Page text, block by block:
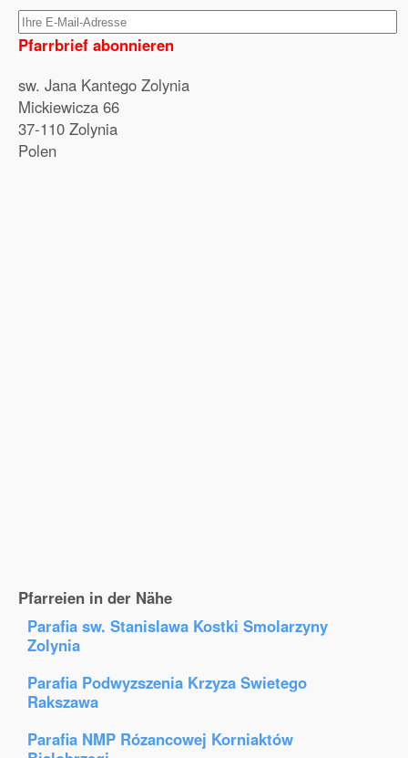
Pfarrbrief abonnieren
sw. Jana Kantego Zolynia
Mickiewicza 66
37-110 Zolynia
Polen
Pfarreien in der Nähe
Parafia sw. Stanislawa Kostki Smolarzyny
Zolynia
Parafia Podwyzszenia Krzyza Swietego
Rakszawa
Parafia NMP Rózancowej Korniaktów